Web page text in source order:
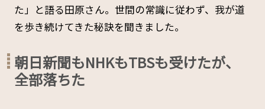
た」と語る田原さん。世間の常識に従わず、我が道
を歩き続けてきた秘訣を聞きました。
朝日新聞もNHKもTBSも受けたが、
全部落ちた